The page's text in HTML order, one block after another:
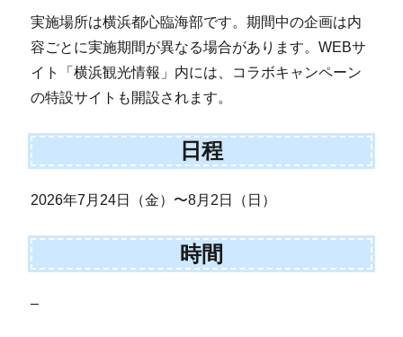
実施場所は横浜都心臨海部です。期間中の企画は内
容ごとに実施期間が異なる場合があります。WEBサ
イト「横浜観光情報」内には、コラボキャンペーン
の特設サイトも開設されます。
日程
2026年7月24日（金）〜8月2日（日）
時間
–